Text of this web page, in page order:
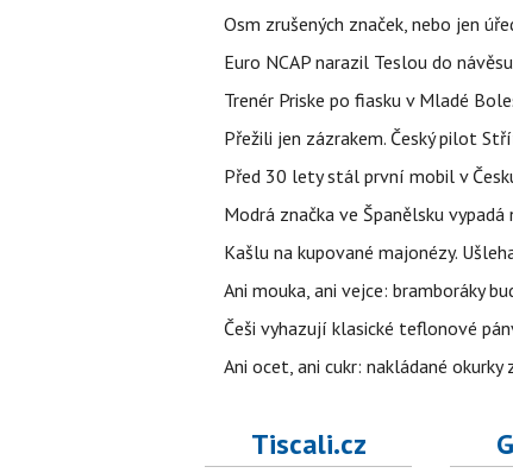
Osm zrušených značek, nebo jen
Euro NCAP narazil Teslou do
Trenér Priske po fiasku v Mladé
Přežili jen zázrakem. Český pilot
Před 30 lety stál první mobil v
Modrá značka ve Španělsku
Kašlu na kupované majonézy.
Ani mouka, ani vejce: bramboráky
Češi vyhazují klasické teflonové
Ani ocet, ani cukr: nakládané
Tiscali.cz